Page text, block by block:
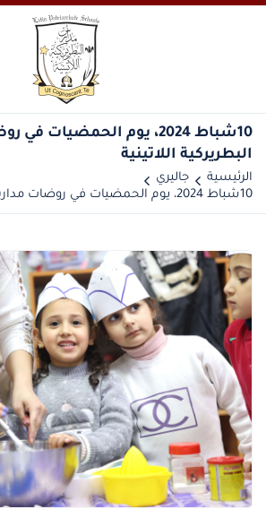
10شباط 2024، يوم الحمضيات
البطريركية اللاتينية
الرئيسية
جاليري
10شباط 2024، يوم الحمضيات في روضات مدارس البطريركية اللاتينية